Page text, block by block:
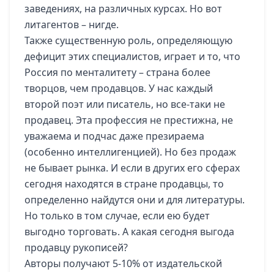
заведениях, на различных курсах. Но вот
литагентов – нигде.
Также существенную роль, определяющую
дефицит этих специалистов, играет и то, что
Россия по менталитету – страна более
творцов, чем продавцов. У нас каждый
второй поэт или писатель, но все-таки не
продавец. Эта профессия не престижна, не
уважаема и подчас даже презираема
(особенно интеллигенцией). Но без продаж
не бывает рынка. И если в других его сферах
сегодня находятся в стране продавцы, то
определенно найдутся они и для литературы.
Но только в том случае, если ею будет
выгодно торговать. А какая сегодня выгода
продавцу рукописей?
Авторы получают 5-10% от издательской